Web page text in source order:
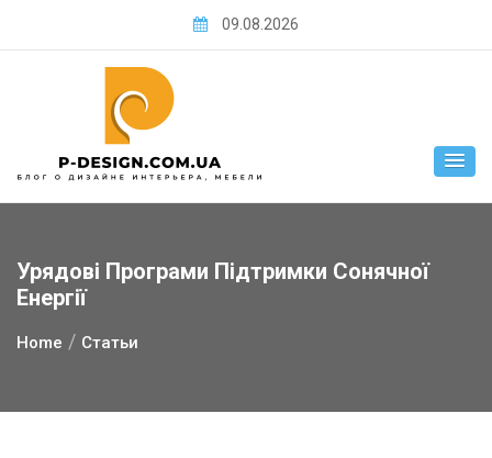
09.08.2026
Урядові Програми Підтримки Сонячної
Енергії
Home Статьи